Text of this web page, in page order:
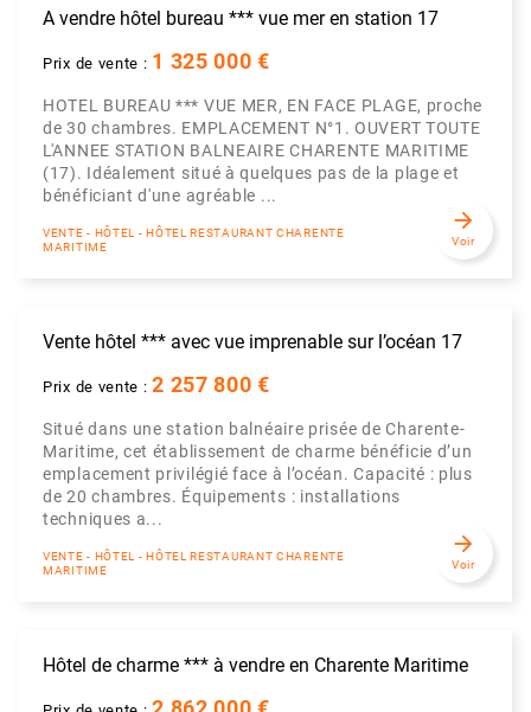
A vendre hôtel bureau *** vue mer en station 17
Prix de vente : 1 325 000 €
HOTEL BUREAU *** VUE MER, EN FACE PLAGE, proche
de 30 chambres. EMPLACEMENT N°1. OUVERT TOUTE
L'ANNEE STATION BALNEAIRE CHARENTE MARITIME
(17). Idéalement situé à quelques pas de la plage et
bénéficiant d'une agréable ...
VENTE - HÔTEL - HÔTEL RESTAURANT CHARENTE
MARITIME
arrow_forward
Voir
Vente hôtel *** avec vue imprenable sur l’océan 17
Prix de vente :2 257 800 €
Situé dans une station balnéaire prisée de Charente-
Maritime, cet établissement de charme bénéficie d’un
emplacement privilégié face à l’océan. Capacité : plus
de 20 chambres. Équipements : installations
techniques a...
VENTE - HÔTEL - HÔTEL RESTAURANT CHARENTE
MARITIME
arrow_forward
Voir
Hôtel de charme *** à vendre en Charente Maritime